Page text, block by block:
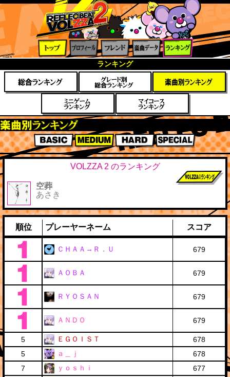
ィール
フレン
ド
楽曲デ
ータ
ング
ランキング
楽曲別スコアランキング
BASIC MEDIUM HARD SPECIAL
VOLZZA 2 のランキング
空葬
あさき
順位 プレーヤーネーム スコア
ＣＨＡＡ→Ｒ．Ｕ 679
ＡＯＢＡ 679
ＲＹＯＳＡＮ 679
ＡＮＤＯ 679
5 ＥＧＯＩＳＴ
678
5
ａ＿ｊ
678
7
ｙｏｓｈｉ
677